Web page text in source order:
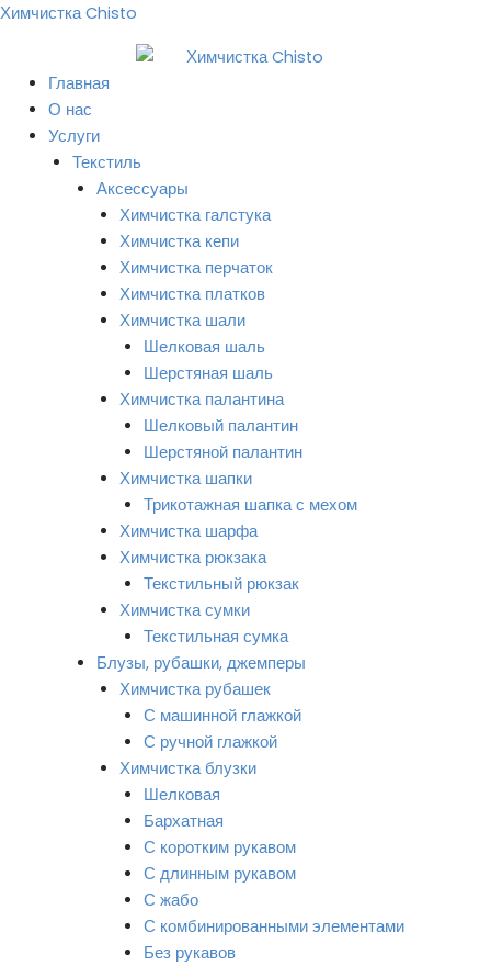
Перейти
Химчистка Chisto
Главная
О нас
Услуги
Текстиль
Аксессуары
Химчистка галстука
Химчистка кепи
Химчистка перчаток
Химчистка платков
Химчистка шали
Шелковая шаль
Шерстяная шаль
Химчистка палантина
Шелковый палантин
Шерстяной палантин
Химчистка шапки
Трикотажная шапка с мехом
Химчистка шарфа
Химчистка рюкзака
Текстильный рюкзак
Химчистка сумки
Текстильная сумка
Блузы, рубашки, джемперы
Химчистка рубашек
С машинной глажкой
С ручной глажкой
Химчистка блузки
Шелковая
Бархатная
С коротким рукавом
С длинным рукавом
С жабо
С комбинированными элементами
Без рукавов